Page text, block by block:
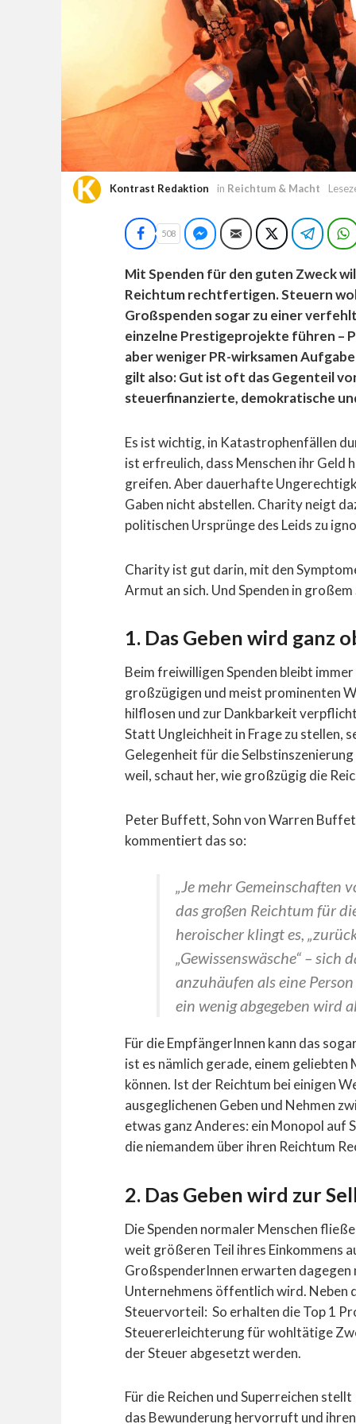
Kontrast Redaktion in Reichtum & Macht
Facebook
508 Facebook Messenger
E-Mail Twitter
Mit Spenden für den guten Zweck
Reichtum rechtfertigen. Steuern
Großspenden sogar zu einer
einzelne Prestigeprojekte führen –
aber weniger PR-wirksamen
gilt also: Gut ist oft das Gegenteil
steuerfinanzierte, demokratische
Es ist wichtig, in Katastrophenfällen
ist erfreulich, dass Menschen ihr Geld
greifen. Aber dauerhafte
Gaben nicht abstellen. Charity neigt
politischen Ursprünge des Leids zu
Charity ist gut darin, mit den
Armut an sich. Und Spenden in
1. Das Geben wird ganz
Beim freiwilligen Spenden bleibt
großzügigen und meist prominenten
hilflosen und zur Dankbarkeit
Statt Ungleichheit in Frage zu stellen,
Gelegenheit für die
weil, schaut her, wie großzügig die
Peter Buffett, Sohn von Warren
kommentiert das so:
„Je mehr Gemeinschaften
das großen Reichtum für
heroischer klingt es,
„Gewissenswäsche“ – sich
anzuhäufen als eine
ein wenig abgegeben wird
Für die EmpfängerInnen kann das
ist es nämlich gerade, einem geliebten
können. Ist der Reichtum bei einigen
ausgeglichenen Geben und Nehmen
etwas ganz Anderes: ein Monopol auf
die niemandem über ihren Reichtum
2. Das Geben wird zur
Die Spenden normaler Menschen
weit größeren Teil ihres Einkommens
GroßspenderInnen erwarten dagegen
Unternehmens öffentlich wird. Neben
Steuervorteil: So erhalten die Top 1
Steuererleichterung für wohltätige
der Steuer abgesetzt werden.
Für die Reichen und Superreichen
das Bewunderung hervorruft und